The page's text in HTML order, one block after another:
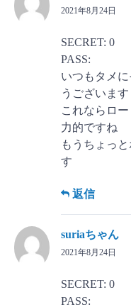
2021年8月24日
SECRET: 0
PASS:
いつもタメ
うございます
これならロ
力的ですね
もうちょっ
す
返信
suriaちゃん
2021年8月24日
SECRET: 0
PASS: